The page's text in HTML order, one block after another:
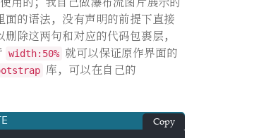
}}
(site.GetPage ( print $.
数组，数组内包含所有的categor
面的语法，没有声明的前提下直接
删除这两句和对应的代码包裹层，
width:50% 就可以保证原作界面的
库，可以在自己的
Copy